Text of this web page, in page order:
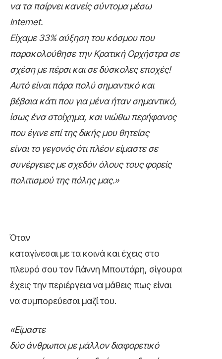
να τα παίρνει κανείς σύντομα μέσω
Internet.
Είχαμε 33% αύξηση του κόσμου που
παρακολούθησε την Κρατική Ορχήστρα σε
σχέση με πέρσι και σε δύσκολες εποχές!
Αυτό είναι πάρα πολύ σημαντικό και
βέβαια κάτι που για μένα ήταν σημαντικό,
ίσως ένα στοίχημα, και νιώθω περήφανος
που έγινε επί της δικής μου θητείας
είναι το γεγονός ότι πλέον είμαστε σε
συνέργειες με σχεδόν όλους τους φορείς
πολιτισμού της πόλης μας.»
Όταν
καταγίνεσαι με τα κοινά και έχεις στο
πλευρό σου τον Γιάννη Μπουτάρη, σίγουρα
έχεις την περιέργεια να μάθεις πως είναι
να συμπορεύεσαι μαζί του.
«Είμαστε
δύο άνθρωποι με μάλλον διαφορετικό